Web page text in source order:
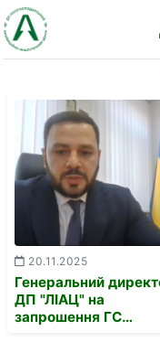
20.11.2025
Генеральний
ДП "ЛІАЦ" на
запрошення ГС